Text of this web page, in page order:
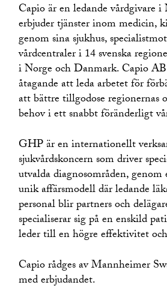
Capio är en ledande vårdgivare i
erbjuder tjänster inom medicin,
genom sina sjukhus,
vårdcentraler i 14 svenska
i Norge och Danmark. Capio
åtagande att leda arbetet för
att bättre tillgodose regionernas
behov i ett snabbt föränderligt
GHP är en internationellt
sjukvårdskoncern som driver
utvalda diagnosområden,
unik affärsmodell där ledande
personal blir partners och
specialiserar sig på en enskild
leder till en högre effektivitet
Capio rådges av Mannheimer
med erbjudandet.